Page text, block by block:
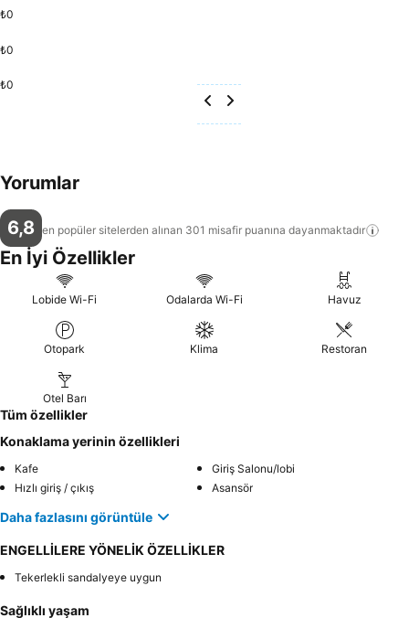
₺0
₺0
₺0
Yorumlar
6,8 en popüler sitelerden alınan 301 misafir puanına dayanmaktadır
En İyi Özellikler
Lobide Wi-Fi Odalarda Wi-Fi Havuz
Otopark Klima Restoran
Otel Barı
Tüm özellikler
Konaklama yerinin özellikleri
Kafe
Giriş Salonu/lobi
Hızlı giriş / çıkış
Asansör
Daha fazlasını görüntüle
ENGELLİLERE YÖNELİK ÖZELLİKLER
Tekerlekli sandalyeye uygun
Sağlıklı yaşam